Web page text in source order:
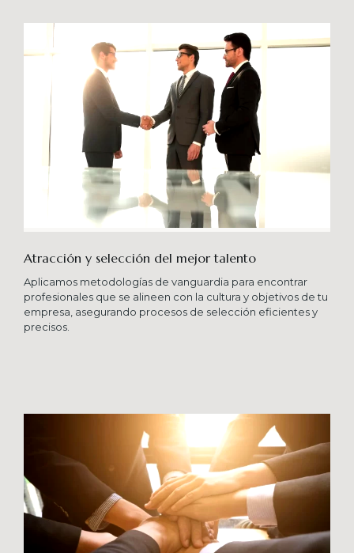
potencien su crecimiento en los niveles
esperados combinando una serie de buenas
prácticas y diversas metodologías.
Atracción y selección del mejor talento
Aplicamos metodologías de vanguardia para encontrar
profesionales que se alineen con la cultura y objetivos de tu
empresa, asegurando procesos de selección eficientes y
precisos.